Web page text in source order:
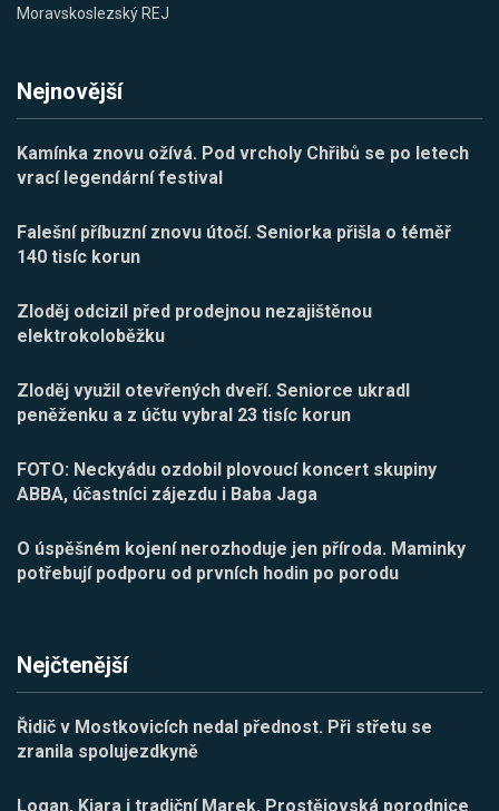
Moravskoslezský REJ
Nejnovější
Kamínka znovu ožívá. Pod vrcholy Chřibů se po letech
vrací legendární festival
Falešní příbuzní znovu útočí. Seniorka přišla o téměř
140 tisíc korun
Zloděj odcizil před prodejnou nezajištěnou
elektrokoloběžku
Zloděj využil otevřených dveří. Seniorce ukradl
peněženku a z účtu vybral 23 tisíc korun
FOTO: Neckyádu ozdobil plovoucí koncert skupiny
ABBA, účastníci zájezdu i Baba Jaga
O úspěšném kojení nerozhoduje jen příroda. Maminky
potřebují podporu od prvních hodin po porodu
Nejčtenější
Řidič v Mostkovicích nedal přednost. Při střetu se
zranila spolujezdkyně
Logan, Kiara i tradiční Marek. Prostějovská porodnice